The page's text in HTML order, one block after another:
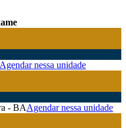
Agendar nessa unidade
- BAAgendar nessa unidade